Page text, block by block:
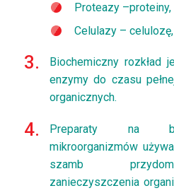
Proteazy –proteiny,
Celulazy –
Biochemiczny rozkład
enzymy do czasu
organicznych.
Preparaty na
mikroorganizmów
szamb
zanieczyszczenia